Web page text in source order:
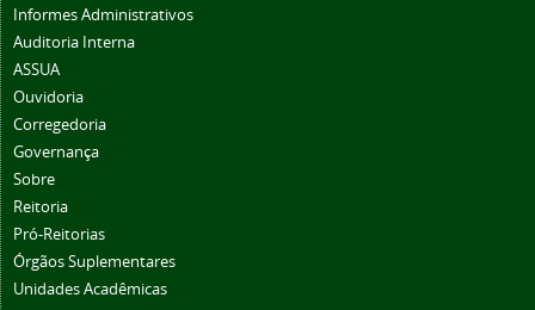
Informes Administrativos
Auditoria Interna
ASSUA
Ouvidoria
Corregedoria
Governança
Sobre
Reitoria
Pró-Reitorias
Órgãos Suplementares
Unidades Acadêmicas